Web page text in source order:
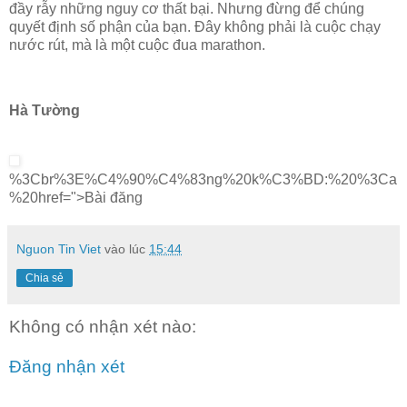
đầy rẫy những nguy cơ thất bại. Nhưng đừng để chúng
quyết định số phận của bạn. Đây không phải là cuộc chạy
nước rút, mà là một cuộc đua marathon.
Hà Tường
%3Cbr%3E%C4%90%C4%83ng%20k%C3%BD:%20%3Ca
%20href=">Bài đăng
Nguon Tin Viet vào lúc 15:44
Chia sẻ
Không có nhận xét nào:
Đăng nhận xét